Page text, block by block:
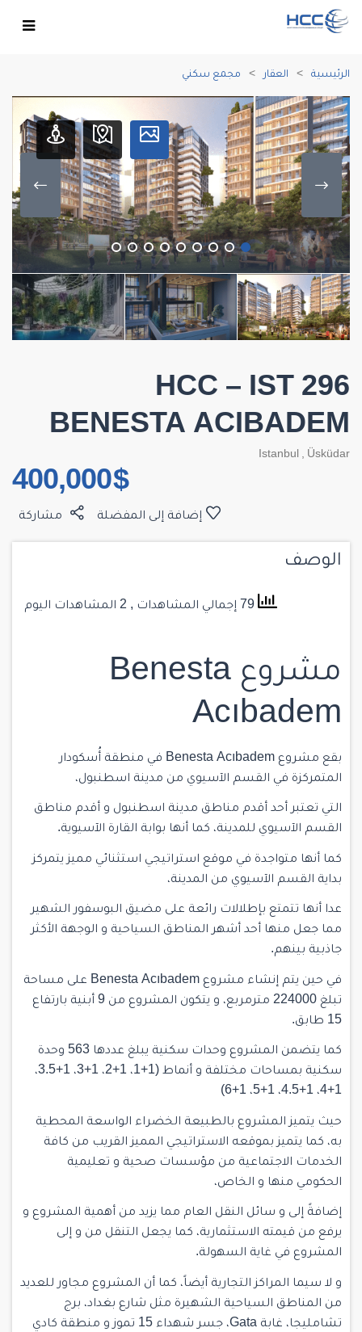
الرئيسية العقار مجمع سكني
HCC – IST 296
BENESTA ACIBADEM
Istanbul , Üsküdar
$ 400,000
مشاركة إضافة إلى المفضلة
الوصف
, 2 المشاهدات اليوم
مشروع Benesta
Acıbadem
بقع مشروع Benesta Acıbadem في منطقة أُسكودار
المتمركزة في القسم الآسيوي من مدينة اسطنبول،
التي تعتبر أحد أقدم مناطق مدينة اسطنبول و أقدم مناطق
القسم الآسيوي للمدينة، كما أنها بوابة القارة الآسيوية.
كما أنها متواجدة في موقع استراتيجي استثنائي مميز يتمركز
بداية القسم الآسيوي من المدينة،
عدا أنها تتمتع بإطلالات رائعة على مضيق البوسفور الشهير
مما جعل منها أحد أشهر المناطق السياحية و الوجهة الأكثر
جاذبية بينهم.
في حين يتم إنشاء مشروع Benesta Acıbadem على مساحة
تبلغ 224000 مترمربع، و يتكون المشروع من 9 أبنية بارتفاع
15 طابق.
كما يتضمن المشروع وحدات سكنية يبلغ عددها 563 وحدة
سكنية بمساحات مختلفة و أنماط (1+1، 1+2، 1+3، 1+3.5،
1+4، 1+4.5، 1+5، 1+6)
حيث يتميز المشروع بالطبيعة الخضراء الواسعة المحطية
به، كما يتميز بموقعه الاستراتيجي المميز القريب من كافة
الخدمات الاجتماعية من مؤسسات صحية و تعليمية
الحكومي منها و الخاص،
إضافةً إلى و سائل النقل العام مما يزيد من أهمية المشروع و
يرفع من قيمته الاستثمارية، كما يجعل التنقل من و إلى
المشروع في غاية السهولة.
و لا سيما المراكز التجارية أيضاً، كما أن المشروع مجاور للعديد
من المناطق السياحية الشهيرة مثل شارع بغداد، برج
تشامليجا، غابة Gata، جسر شهداء 15 تموز و منطقة كادي